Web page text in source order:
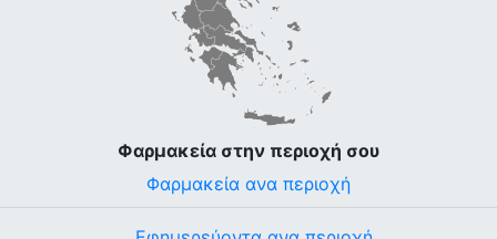
Φαρμακεία στην περιοχή σου
Φαρμακεία ανα περιοχή